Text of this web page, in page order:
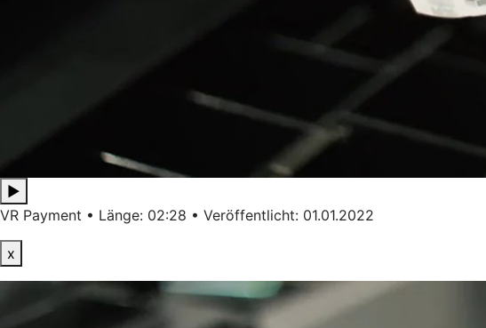
▶
VR Payment • Länge: 02:28 • Veröffentlicht: 01.01.2022
x